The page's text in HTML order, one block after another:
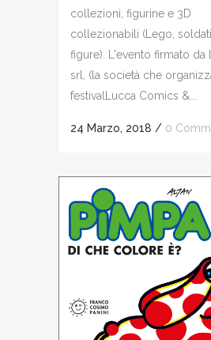
collezioni, figurine e 3D
collezionabili (Lego,
figure). L'evento firmato da
srl, (la società che
festivalLucca Comics &...
24 Marzo, 2018 / 0